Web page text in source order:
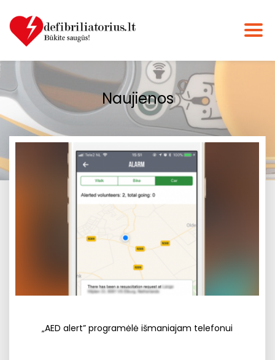
Naujienos
„AED alert” programėlė išmaniajam telefonui